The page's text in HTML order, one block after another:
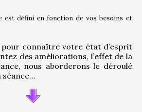
est défini en fonction de vos besoins et
pour connaître votre état d’esprit
des améliorations, l’effet de la
nous aborderons le déroulé
séance…